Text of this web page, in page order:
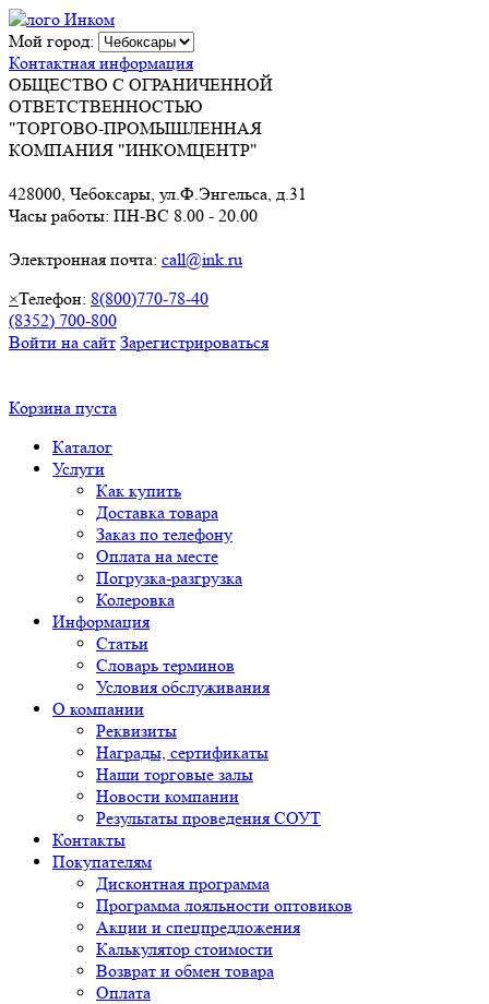
Мой город:
Контактная информация
ОБЩЕСТВО С ОГРАНИЧЕННОЙ
ОТВЕТСТВЕННОСТЬЮ
"ТОРГОВО-ПРОМЫШЛЕННАЯ
КОМПАНИЯ "ИНКОМЦЕНТР"
428000, Чебоксары, ул.Ф.Энгельса, д.31
Часы работы: ПН-ВС 8.00 - 20.00
Электронная почта: call@ink.ru
×Телефон: 8(800)770-78-40
(8352) 700-800
Войти на сайт Зарегистрироваться
Корзина пуста
Каталог
Услуги
Как купить
Доставка товара
Заказ по телефону
Оплата на месте
Погрузка-разгрузка
Колеровка
Информация
Статьи
Словарь терминов
Условия обслуживания
О компании
Реквизиты
Награды, сертификаты
Наши торговые залы
Новости компании
Результаты проведения СОУТ
Контакты
Покупателям
Дисконтная программа
Программа лояльности оптовиков
Акции и спецпредложения
Калькулятор стоимости
Возврат и обмен товара
Оплата